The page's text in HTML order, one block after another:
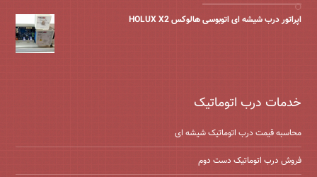
اپراتور درب شیشه ای اتوبوسی هالوکس HOLUX X2
خدمات درب اتوماتیک
محاسبه قیمت درب اتوماتیک شیشه ‌ای
فروش درب اتوماتیک دست دوم